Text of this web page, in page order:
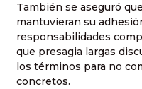
También se aseguró
mantuvieran su
responsabilidades
que presagia largas
los términos para no
concretos.